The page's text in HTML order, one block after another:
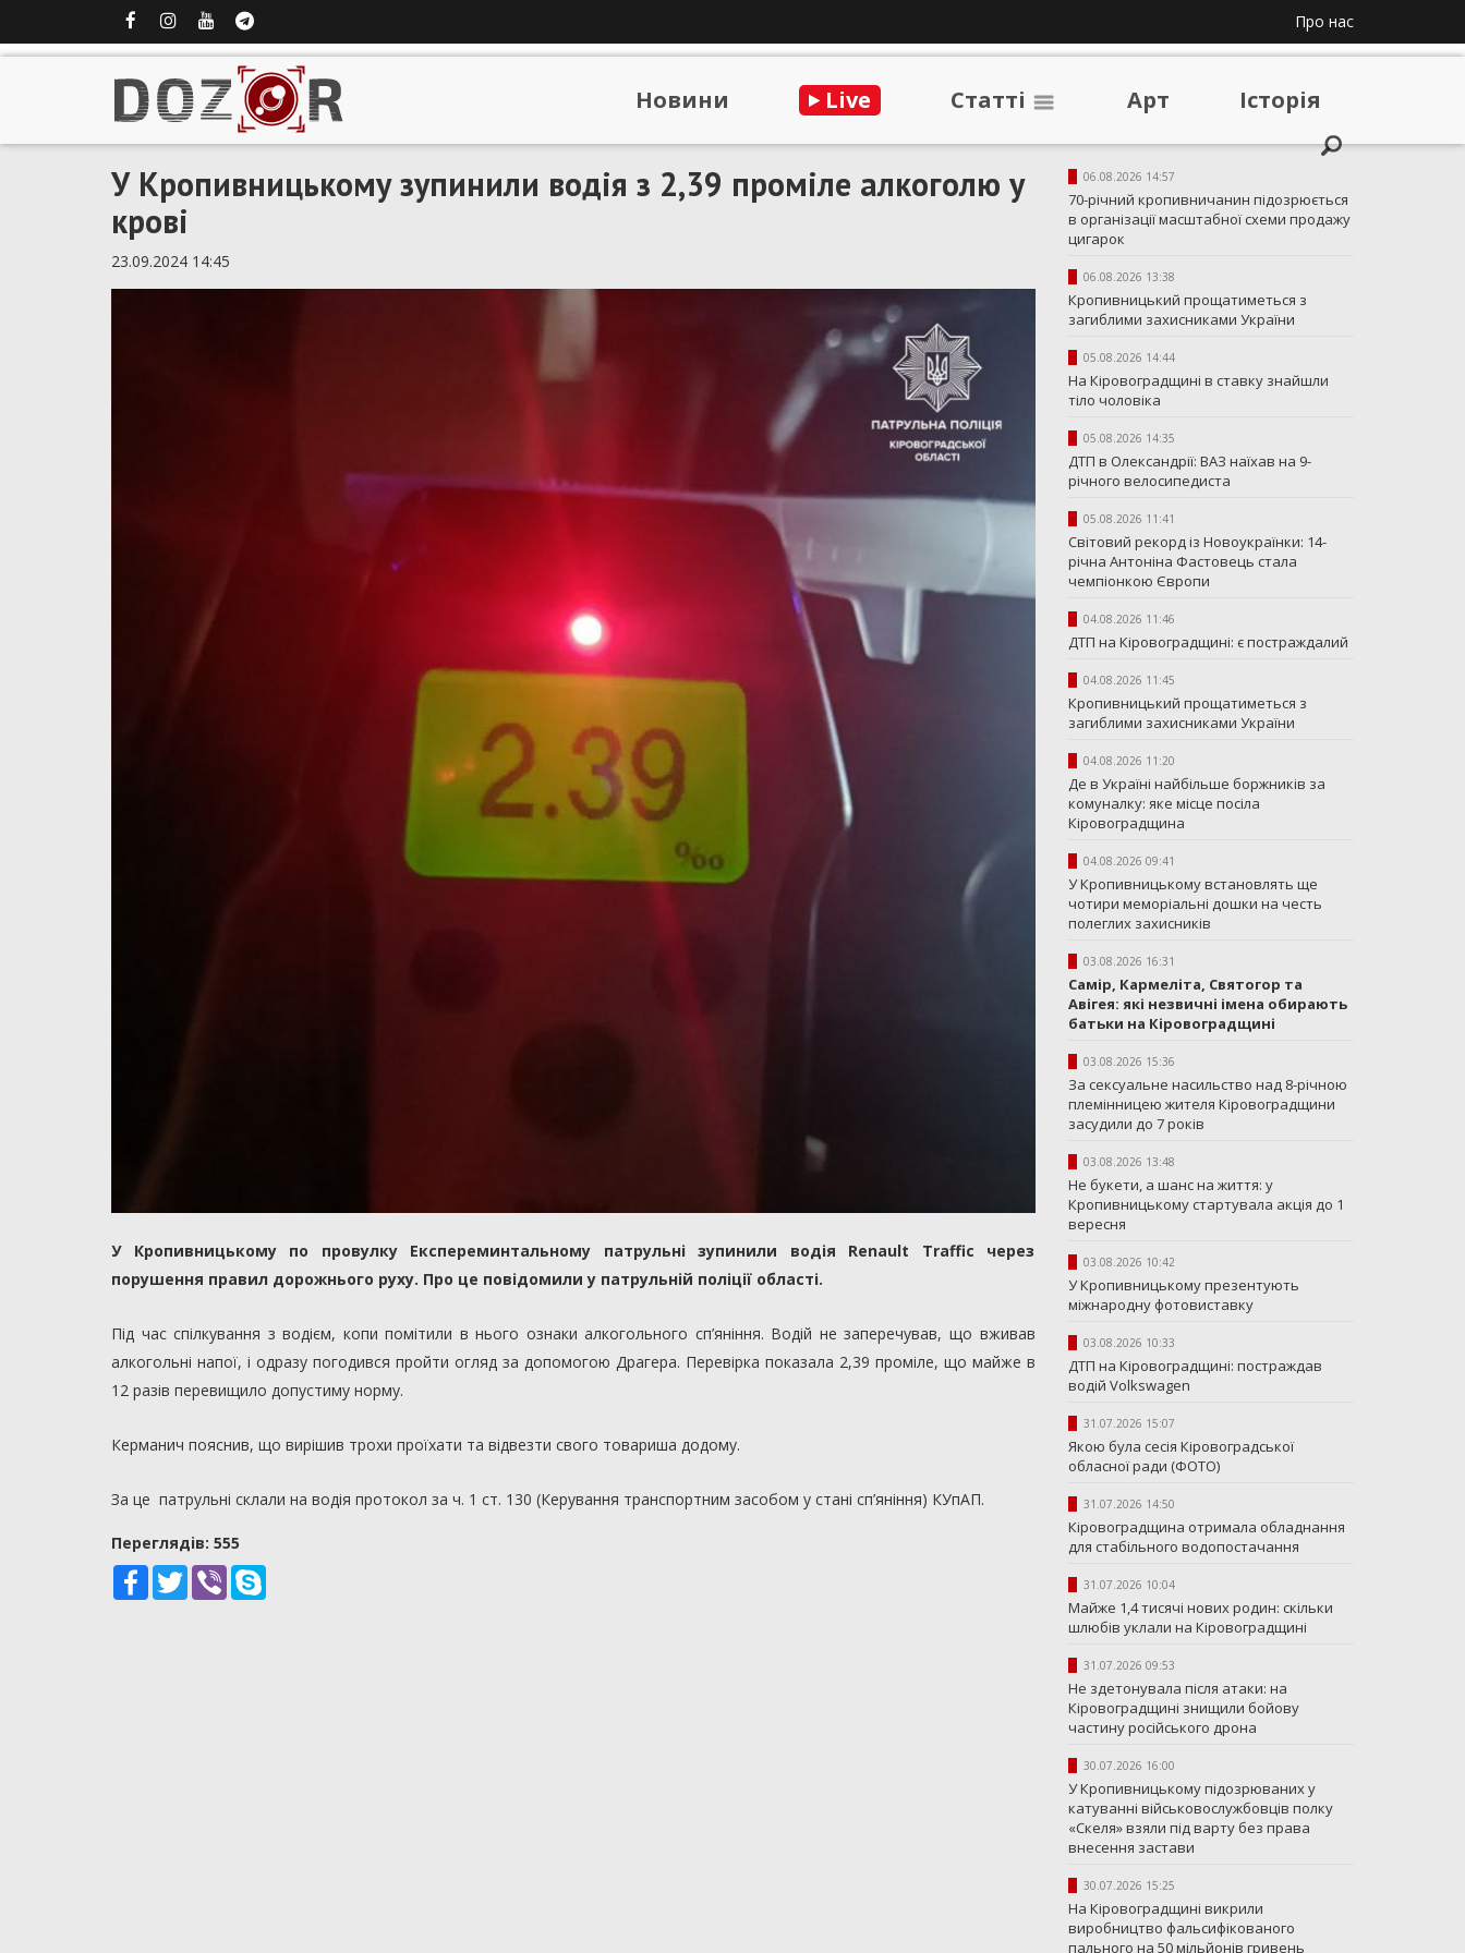
Про нас
Новини Live Статтi Арт Iсторiя
У Кропивницькому зупинили водія з 2,39 проміле алкоголю у
крові
23.09.2024 14:45
У Кропивницькому по провулку Експереминтальному патрульні зупинили водія Renault Traffic через
порушення правил дорожнього руху. Про це повідомили у патрульній поліції області.
Під час спілкування з водієм, копи помітили в нього ознаки алкогольного сп’яніння. Водій не заперечував, що вживав
алкогольні напої, і одразу погодився пройти огляд за допомогою Драгера. Перевірка показала 2,39 проміле, що майже в
12 разів перевищило допустиму норму.
Керманич пояснив, що вирішив трохи проїхати та відвезти свого товариша додому.
За це патрульні склали на водія протокол за ч. 1 ст. 130 (Керування транспортним засобом у стані сп’яніння) КУпАП.
Переглядiв: 555
Facebook
TwitterViber
06.08.2026 14:57
70-річний кропивничанин підозрюється
в організації масштабної схеми продажу
цигарок
06.08.2026 13:38
Кропивницький прощатиметься з
загиблими захисниками України
05.08.2026 14:44
На Кіровоградщині в ставку знайшли
тіло чоловіка
05.08.2026 14:35
ДТП в Олександрії: ВАЗ наїхав на 9-
річного велосипедиста
05.08.2026 11:41
Світовий рекорд із Новоукраїнки: 14-
річна Антоніна Фастовець стала
чемпіонкою Європи
04.08.2026 11:46
ДТП на Кіровоградщині: є постраждалий
04.08.2026 11:45
Кропивницький прощатиметься з
загиблими захисниками України
04.08.2026 11:20
Де в Україні найбільше боржників за
комуналку: яке місце посіла
Кіровоградщина
04.08.2026 09:41
У Кропивницькому встановлять ще
чотири меморіальні дошки на честь
полеглих захисників
03.08.2026 16:31
Самір, Кармеліта, Святогор та
Авігея: які незвичні імена обирають
батьки на Кіровоградщині
03.08.2026 15:36
За сексуальне насильство над 8-річною
племінницею жителя Кіровоградщини
засудили до 7 років
03.08.2026 13:48
Не букети, а шанс на життя: у
Кропивницькому стартувала акція до 1
вересня
03.08.2026 10:42
У Кропивницькому презентують
міжнародну фотовиставку
03.08.2026 10:33
ДТП на Кіровоградщині: постраждав
водій Volkswagen
31.07.2026 15:07
Якою була сесія Кіровоградської
обласної ради (ФОТО)
31.07.2026 14:50
Кіровоградщина отримала обладнання
для стабільного водопостачання
31.07.2026 10:04
Майже 1,4 тисячі нових родин: скільки
шлюбів уклали на Кіровоградщині
31.07.2026 09:53
Не здетонувала після атаки: на
Кіровоградщині знищили бойову
частину російського дрона
30.07.2026 16:00
У Кропивницькому підозрюваних у
катуванні військовослужбовців полку
«Скеля» взяли під варту без права
внесення застави
30.07.2026 15:25
На Кіровоградщині викрили
виробництво фальсифікованого
пального на 50 мільйонів гривень